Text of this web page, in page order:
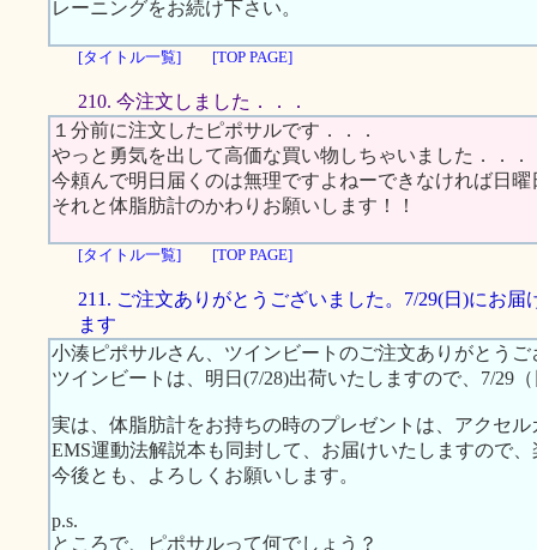
レーニングをお続け下さい。
[タイトル一覧] [TOP PAGE]
210. 今注文しました．．．
１分前に注文したピポサルです．．．
やっと勇気を出して高価な買い物しちゃいました．．．
今頼んで明日届くのは無理ですよねーできなければ日
それと体脂肪計のかわりお願いします！！
[タイトル一覧] [TOP PAGE]
211. ご注文ありがとうございました。7/29(日)にお届
ます
小湊ピポサルさん、ツインビートのご注文ありがとうご
ツインビートは、明日(7/28)出荷いたしますので、7/29
実は、体脂肪計をお持ちの時のプレゼントは、アクセ
EMS運動法解説本も同封して、お届けいたしますので
今後とも、よろしくお願いします。
p.s.
ところで、ピポサルって何でしょう？